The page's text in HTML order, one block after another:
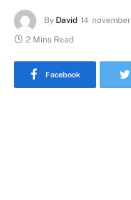
By David
2 Mins Read
Facebook